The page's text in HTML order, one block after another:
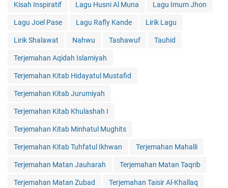
Kisah Inspiratif Lagu Husni Al Muna Lagu Imum Jhon
Lagu Joel Pase Lagu Rafly Kande Lirik Lagu
Lirik Shalawat Nahwu Tashawuf Tauhid
Terjemahan Aqidah Islamiyah
Terjemahan Kitab Hidayatul Mustafid
Terjemahan Kitab Jurumiyah
Terjemahan Kitab Khulashah I
Terjemahan Kitab Minhatul Mughits
Terjemahan Kitab Tuhfatul Ikhwan Terjemahan Mahalli
Terjemahan Matan Jauharah Terjemahan Matan Taqrib
Terjemahan Matan Zubad Terjemahan Taisir Al-Khallaq